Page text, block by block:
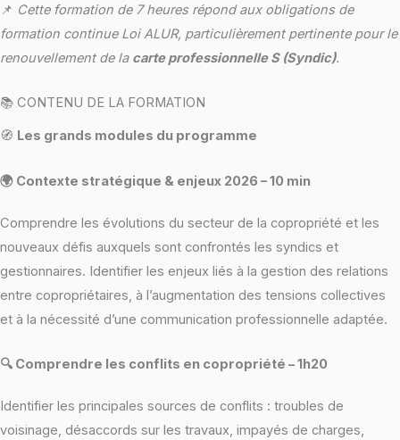
📌 Cette formation de 7 heures répond aux obligations de
formation continue Loi ALUR, particulièrement pertinente pour le
renouvellement de la carte professionnelle S (Syndic).
📚 CONTENU DE LA FORMATION
🧭 Les grands modules du programme
🌍 Contexte stratégique & enjeux 2026 – 10 min
Comprendre les évolutions du secteur de la copropriété et les
nouveaux défis auxquels sont confrontés les syndics et
gestionnaires. Identifier les enjeux liés à la gestion des relations
entre copropriétaires, à l’augmentation des tensions collectives
et à la nécessité d’une communication professionnelle adaptée.
🔍 Comprendre les conflits en copropriété – 1h20
Identifier les principales sources de conflits : troubles de
voisinage, désaccords sur les travaux, impayés de charges,